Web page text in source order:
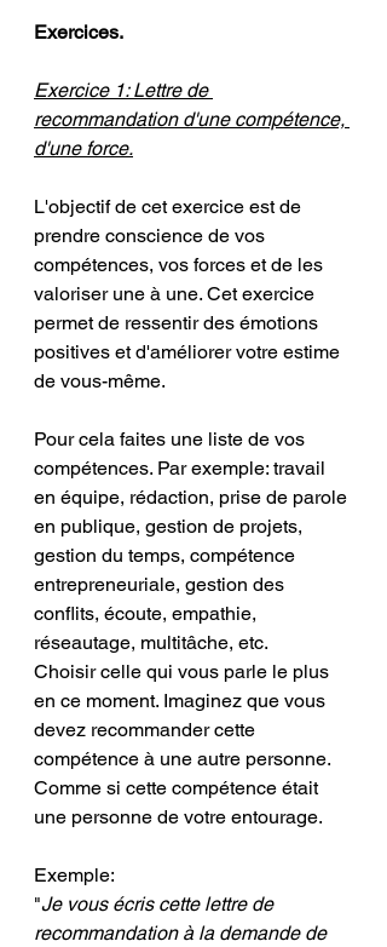
Exercices.
Exercice 1: Lettre de
recommandation d'une compétence,
d'une force.
L'objectif de cet exercice est de
prendre conscience de vos
compétences, vos forces et de les
valoriser une à une. Cet exercice
permet de ressentir des émotions
positives et d'améliorer votre estime
de vous-même.
Pour cela faites une liste de vos
compétences. Par exemple: travail
en équipe, rédaction, prise de parole
en publique, gestion de projets,
gestion du temps, compétence
entrepreneuriale, gestion des
conflits, écoute, empathie,
réseautage, multitâche, etc.
Choisir celle qui vous parle le plus
en ce moment. Imaginez que vous
devez recommander cette
compétence à une autre personne.
Comme si cette compétence était
une personne de votre entourage.
Exemple:
"Je vous écris cette lettre de
recommandation à la demande de